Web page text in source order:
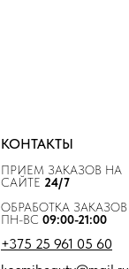
КОНТАКТЫ
ПРИЕМ ЗАКАЗОВ НА
САЙТЕ 24/7
ОБРАБОТКА ЗАКАЗОВ
ПН-ВС 09:00-21:00
+375 25 961 05 60